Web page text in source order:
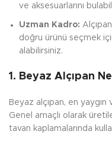
ve aksesuarlarını
Uzman Kadro:
doğru ürünü seçmek
alabilirsiniz.
1. Beyaz Alçıpan
Beyaz alçıpan, en
Genel amaçlı olarak
tavan kaplamalarında